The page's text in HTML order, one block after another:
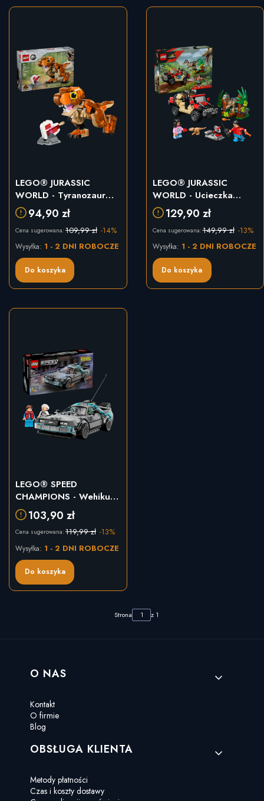
LEGO® JURASSIC
WORLD - Tyranozaur
Mały (76967)
94,90 zł
Cena sugerowana: 109,99 zł -14%
Do koszyka
Wysyłka: 1 - 2 DNI ROBOCZE
LEGO® JURASSIC
WORLD - Ucieczka
terenówką (76972)
129,90 zł
Cena sugerowana:149,99 zł -13%
Do koszyka
Wysyłka: 1 - 2 DNI ROBOCZE
LEGO® SPEED
CHAMPIONS - Wehikuł
czasu z Powrotu do
przyszłości (77256)
103,90 zł
Cena sugerowana: 119,99 zł -13%
Do koszyka
Wysyłka: 1 - 2 DNI ROBOCZE
Strona z 1
Linki w stopce
O NAS
Kontakt
O firmie
Blog
OBSŁUGA KLIENTA
Metody płatności
Czas i koszty dostawy